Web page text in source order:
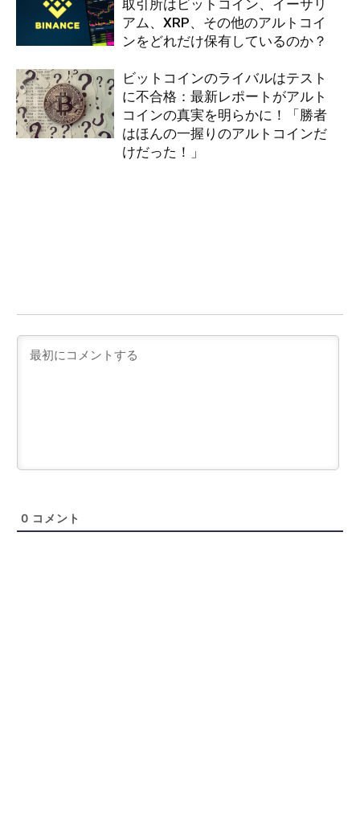
取引所はビットコイン、イーサリ
アム、XRP、その他のアルトコイ
ンをどれだけ保有しているのか？
ビットコインのライバルはテスト
に不合格：最新レポートがアルト
コインの真実を明らかに！「勝者
はほんの一握りのアルトコインだ
けだった！」
0 コメント